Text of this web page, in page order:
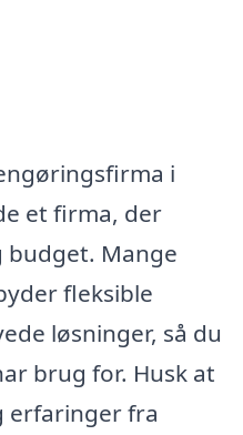
i
et firma, der
budget. Mange
fleksible
løsninger, så du
brug for. Husk at
erfaringer fra